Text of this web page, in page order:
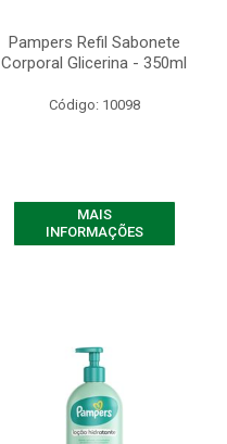
Pampers Refil Sabonete
Corporal Glicerina - 350ml
Código: 10098
MAIS
INFORMAÇÕES